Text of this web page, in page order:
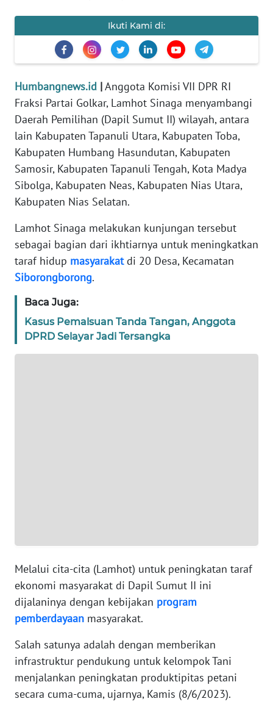
Ikuti Kami di:
Humbangnews.id |Anggota Komisi VII DPR RI
Fraksi Partai Golkar, Lamhot Sinaga menyambangi
Daerah Pemilihan (Dapil Sumut II) wilayah, antara
lain Kabupaten Tapanuli Utara, Kabupaten Toba,
Kabupaten Humbang Hasundutan, Kabupaten
Samosir, Kabupaten Tapanuli Tengah, Kota Madya
Sibolga, Kabupaten Neas, Kabupaten Nias Utara,
Kabupaten Nias Selatan.
Lamhot Sinaga melakukan kunjungan tersebut
sebagai bagian dari ikhtiarnya untuk meningkatkan
taraf hidup masyarakatdi 20 Desa, Kecamatan
Siborongborong.
Baca Juga:
Kasus Pemalsuan Tanda Tangan, Anggota
DPRD Selayar Jadi Tersangka
Melalui cita-cita (Lamhot) untuk peningkatan taraf
ekonomi masyarakat di Dapil Sumut II ini
dijalaninya dengan kebijakan program
pemberdayaan masyarakat.
Salah satunya adalah dengan memberikan
infrastruktur pendukung untuk kelompok Tani
menjalankan peningkatan produktipitas petani
secara cuma-cuma, ujarnya, Kamis (8/6/2023).
IKLAN
KAMI
PEDOMAN
MEDIA
SIBER
REDAKSI
KARIR
Wahana
News
Regional
WN
SUMUT
WN
PAPUA
WN
BARAT
WN